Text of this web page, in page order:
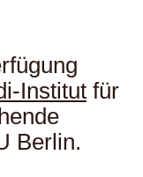
Institut für
Berlin.